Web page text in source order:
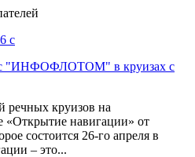
с "ИНФОФЛОТОМ" в круизах с
речных круизов на
«Открытие навигации» от
состоится 26-го апреля в
– это...